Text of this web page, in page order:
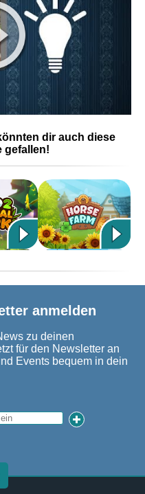
dir auch diese
gefallen!
anmelden
zu deinen
für den Newsletter an
Events bequem in dein